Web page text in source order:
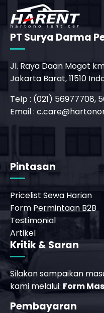
PT Surya Darma
Jl. Raya Daan Mogot
Jakarta Barat, 11510
Telp : (021) 56977708,
Email :
Pintasan
Pricelist Sewa Harian
Form Permintaan B2B
Testimonial
Artikel
Kritik & Saran
Silakan sampaikan
kami melalui: Form
Pembayaran